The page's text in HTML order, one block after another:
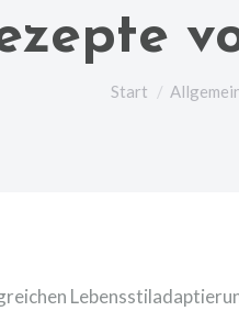
Sie befinden
Start